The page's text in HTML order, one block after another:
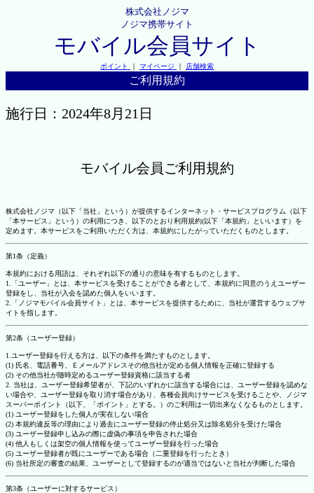
株式会社ノジマ
ノジマ携帯サイト
モバイル会員サイト
ポイント ｜ マイページ ｜ 店舗検索
ご利用規約
施行日：2024年8月21日
モバイル会員ご利用規約
株式会社ノジマ（以下「当社」という）が提供するインターネット・サービスプログラム（以下
「本サービス」という）の利用につき、以下のとおり利用規約(以下「本規約」といいます）を
定めます。本サービスをご利用いただく方は、本規約にしたがっていただくものとします。
第1条（定義）
本規約における用語は、それぞれ以下の通りの意味を有するものとします。
1.「ユーザー」とは、本サービスを受けることができる者として、本規約に同意のうえユーザー
登録をし、当社が入会を認めた個人をいいます。
2.「ノジマモバイル会員サイト」とは、本サービスを提供するために、当社が運営するウェブサ
イトを指します。
第2条（ユーザー登録）
1.ユーザー登録を行える方は、以下の条件を満たすものとします。
(1) 氏名、電話番号、Ｅメールアドレスその他当社が定める個人情報を正確に登録する
(2) その他当社が随時定めるユーザー登録資格に該当する者
2. 当社は、ユーザー登録希望者が、下記のいずれかに該当する場合には、ユーザー登録を認めな
い場合や、ユーザー登録を取り消す場合があり、各種会員向けサービスを受けることや、ノジマ
スーパーポイント（以下、「ポイント」とする。）のご利用は一切出来なくなるものとします。
(1) ユーザー登録をした個人が実在しない場合
(2) 本規約違反等の理由により過去にユーザー登録の停止処分又は除名処分を受けた場合
(3) ユーザー登録申し込みの際に虚偽の事項を申告された場合
(4) 他人もしくは架空の個人情報を使ってユーザー登録を行った場合
(5) ユーザー登録者が既にユーザーである場合（二重登録を行ったとき）
(6) 当社所定の審査の結果、ユーザーとして登録するのが適当ではないと当社が判断した場合
第3条（ユーザーに対するサービス）